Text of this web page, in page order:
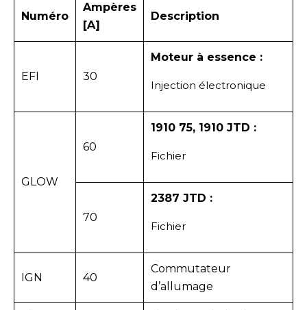
Numéro
Ampères
[A]
Description
EFI 30
Moteur à essence :
Injection électronique
GLOW
60
1910 75, 1910 JTD :
Fichier
70
2387 JTD :
Fichier
IGN 40
Commutateur
d’allumage